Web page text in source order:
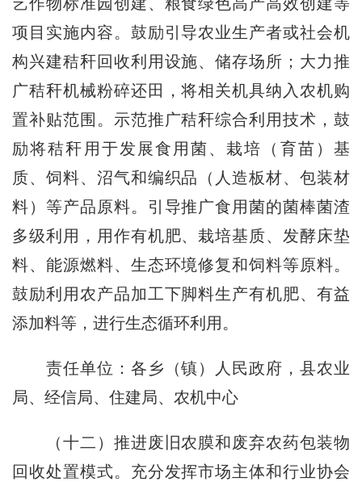
项目实施内容。鼓励引导农业生产者或社会机
构兴建秸秆回收利用设施、储存场所；大力推
广秸秆机械粉碎还田，将相关机具纳入农机购
置补贴范围。示范推广秸秆综合利用技术，鼓
励将秸秆用于发展食用菌、栽培（育苗）基
质、饲料、沼气和编织品（人造板材、包装材
料）等产品原料。引导推广食用菌的菌棒菌渣
多级利用，用作有机肥、栽培基质、发酵床垫
料、能源燃料、生态环境修复和饲料等原料。
鼓励利用农产品加工下脚料生产有机肥、有益
添加料等，进行生态循环利用。
责任单位：各乡（镇）人民政府，县农业
局、经信局、住建局、农机中心
（十二）推进废旧农膜和废弃农药包装物
回收处置模式。充分发挥市场主体和行业协会